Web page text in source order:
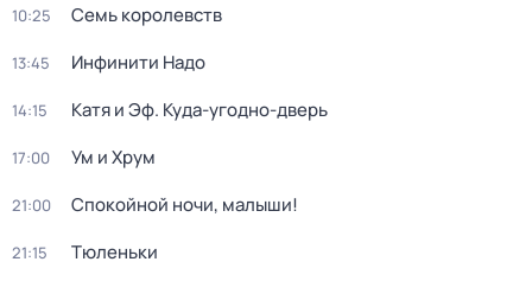
10:25 Семь королевств
13:45 Инфинити Надо
14:15 Катя и Эф. Куда-угодно-дверь
17:00 Ум и Хрум
21:00 Спокойной ночи, малыши!
21:15 Тюленьки